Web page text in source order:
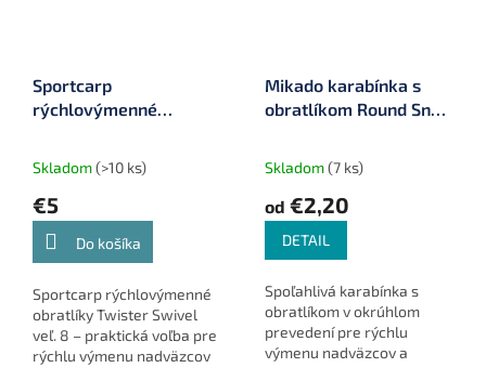
Sportcarp
rýchlovýmenné
Skladom(>10 ks)
€5
Do košíka
Sportcarp rýchlovýmenné
obratlíky Twister Swivel
veľ. 8 – praktická voľba pre
rýchlu výmenu nadväzcov
Mikado karabínka s
obratlíkom Round Snap
Skladom(7 ks)
od €2,20
DETAIL
Spoľahlivá karabínka s
obratlíkom v okrúhlom
prevedení pre rýchlu
výmenu nadväzcov a